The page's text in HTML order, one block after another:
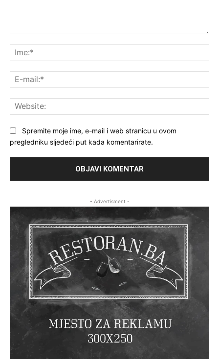
Spremite moje ime, e-mail i web stranicu u ovom
pregledniku sljedeći put kada komentarirate.
- Advertisment -